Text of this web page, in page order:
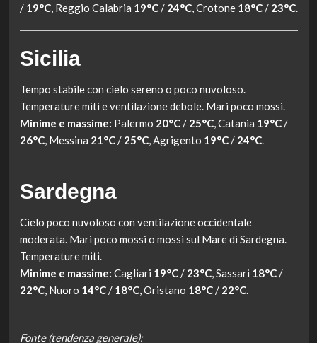
/ 19°C, Reggio Calabria 19°C/ 24°C, Crotone 18°C/ 23°C.
Sicilia
Tempo stabile con cielo sereno o poco nuvoloso.
Temperature miti e ventilazione debole. Mari poco mossi.
Minime e massime: Palermo 20°C/ 25°C, Catania 19°C/
26°C, Messina 21°C/ 25°C, Agrigento 19°C/ 24°C.
Sardegna
Cielo poco nuvoloso con ventilazione occidentale
moderata. Mari poco mossi o mossi sul Mare di Sardegna.
Temperature miti.
Minime e massime: Cagliari 19°C/ 23°C, Sassari 18°C/
22°C, Nuoro 14°C/ 18°C, Oristano 18°C/ 22°C.
Fonte (tendenza generale):